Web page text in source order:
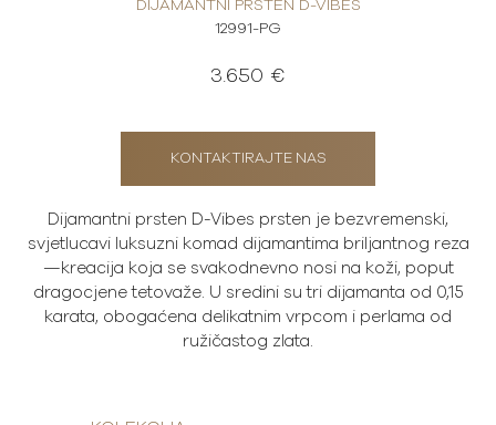
DIJAMANTNI PRSTEN D-VIBES
12991-PG
3.650 €
KONTAKTIRAJTE NAS
Dijamantni prsten D-Vibes prsten je bezvremenski,
svjetlucavi luksuzni komad dijamantima briljantnog reza
—kreacija koja se svakodnevno nosi na koži, poput
dragocjene tetovaže. U sredini su tri dijamanta od 0,15
karata, obogaćena delikatnim vrpcom i perlama od
ružičastog zlata.